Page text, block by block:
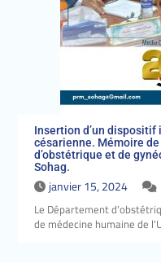
Insertion d’un dispositif
césarienne. Mémoire
d’obstétrique et de
Sohag.
janvier 15, 2024
Le Département
de médecine humaine de